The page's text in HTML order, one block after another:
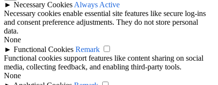
► Necessary Cookies Always Active
Necessary cookies enable essential site features like secure log-ins
and consent preference adjustments. They do not store personal
data.
None
► Functional Cookies Remark
Functional cookies support features like content sharing on social
media, collecting feedback, and enabling third-party tools.
None